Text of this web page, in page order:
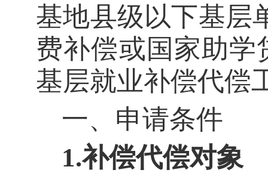
基地县级以下基层
费补偿或国家助学
基层就业补偿代偿
一、申请条件
1.补偿代偿对象